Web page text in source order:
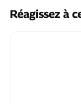
Réagissez à